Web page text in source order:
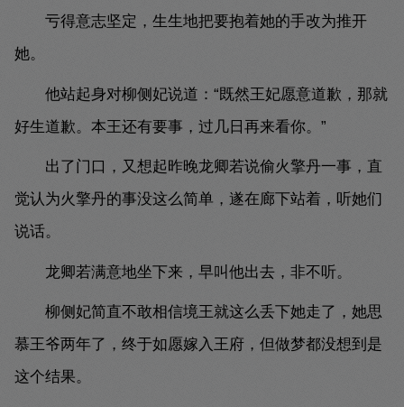
亏得意志坚定，生生地把要抱着她的手改为推开
她。
他站起身对柳侧妃说道：“既然王妃愿意道歉，那就
好生道歉。本王还有要事，过几日再来看你。”
出了门口，又想起昨晚龙卿若说偷火擎丹一事，直
觉认为火擎丹的事没这么简单，遂在廊下站着，听她们
说话。
龙卿若满意地坐下来，早叫他出去，非不听。
柳侧妃简直不敢相信境王就这么丢下她走了，她思
慕王爷两年了，终于如愿嫁入王府，但做梦都没想到是
这个结果。